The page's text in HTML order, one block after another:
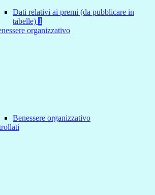
Dati relativi ai premi (da pubblicare in
tabelle) 1
organizzativo
Benessere organizzativo